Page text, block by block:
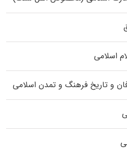
اسلامی
و تاریخ فرهنگ و تمدن اسلامی